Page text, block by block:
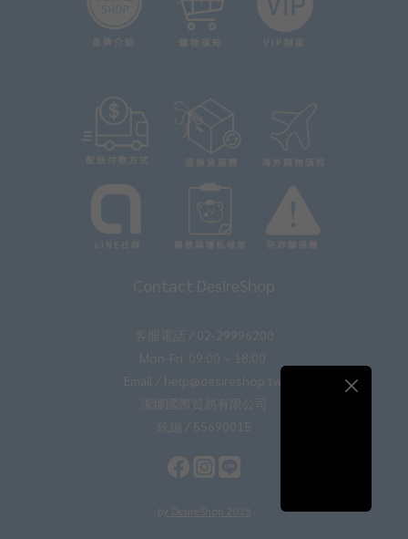
Contact DesireShop
客服電話 / 02-29996200
Mon-Fri. 09:00 ~ 18:00
Email / help@desireshop.tw
潔娜國際貿易有限公司
統編 / 55690015
by DesireShop 2025